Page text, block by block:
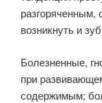
разгоряченным,
возникнуть и
Болезненные,
при
содержимым;